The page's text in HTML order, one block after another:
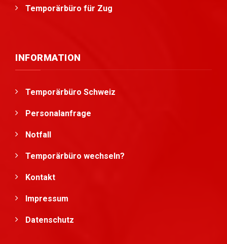
Temporärbüro für Zug
INFORMATION
Temporärbüro Schweiz
Personalanfrage
Notfall
Temporärbüro wechseln?
Kontakt
Impressum
Datenschutz